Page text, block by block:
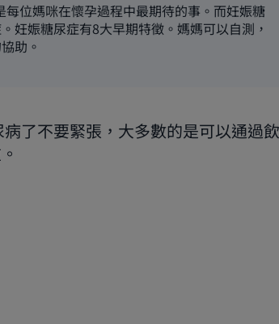
位媽咪在懷孕過程中最期待的事。而妊娠糖
妊娠糖尿症有8大早期特徵。媽媽可以自測，
助。
了不要緊張，大多數的是可以通過